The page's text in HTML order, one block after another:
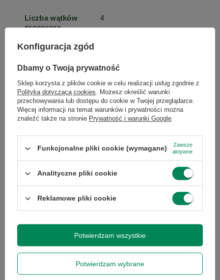
Liczba wątków
procesora
4
szyny pamięci
RAM
Maksymalna
pojemność
pamięci RAM
32
Liczba
wszystkich
slotów RAM
2
Interfejs dysku
SATA III
graficznej
zintegrowana
Producent karty
Intel
Konfiguracja zgód
Dbamy o Twoją prywatność
Sklep korzysta z plików cookie w celu realizacji usług zgodnie z
Polityką dotyczącą cookies. Możesz określić warunki
przechowywania lub dostępu do cookie w Twojej przeglądarce.
Więcej informacji na temat warunków i prywatności można
znaleźć także na stronie Prywatność i warunki Google.
Funkcjonalne pliki cookie (wymagane)
Zawsze
aktywne
Analityczne pliki cookie
Reklamowe pliki cookie
Potwierdzam wybrane
Potwierdzam wszystkie